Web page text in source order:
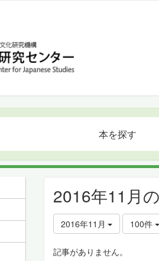
本を探す
2016年11月
2016年11月 100件
記事がありません。